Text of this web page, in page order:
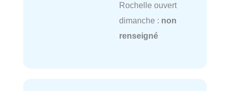
Rochelle ouvert
dimanche : non
renseigné